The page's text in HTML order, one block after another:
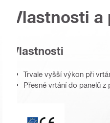
Vlastnosti
Vlastnosti
Trvale vyšší výkon při
Přesné vrtání do panelů z